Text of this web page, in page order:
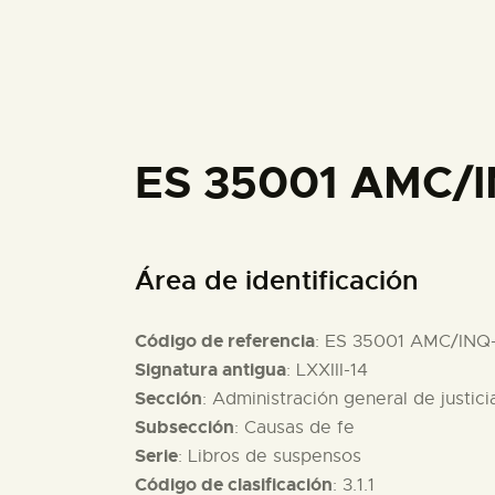
ES 35001 AMC/
Área de identificación
Código de referencia: ES 35001 AMC/
Signatura antigua: LXXIII-14
Sección: Administración general de
Subsección: Causas de fe
Serie: Libros de suspensos
Código de clasificación: 3.1.1